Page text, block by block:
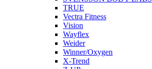
TRUE
Vectra Fitness
Vision
Wayflex
Weider
Winner/Oxygen
X-Trend